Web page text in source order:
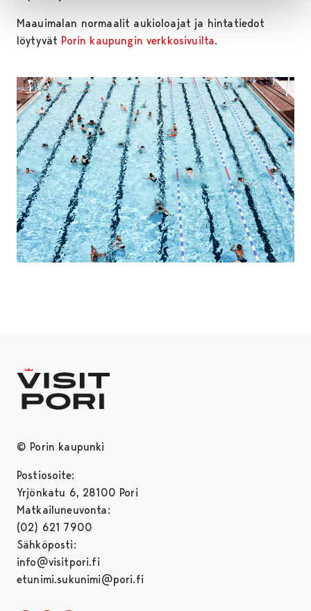
Maauimalan normaalit aukioloajat ja hintatiedot
löytyvät Porin kaupungin verkkosivuilta.
© Porin kaupunki
Postiosoite:
Yrjönkatu 6, 28100 Pori
Matkailuneuvonta:
(02) 621 7900
Sähköposti:
info@visitpori.fi
etunimi.sukunimi@pori.fi